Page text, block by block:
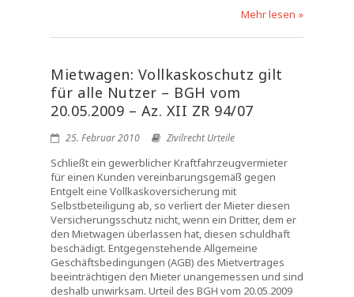
Mehr lesen »
Mietwagen: Vollkaskoschutz gilt
für alle Nutzer – BGH vom
20.05.2009 – Az. XII ZR 94/07
25. Februar 2010 Zivilrecht Urteile
Schließt ein gewerblicher Kraftfahrzeugvermieter
für einen Kunden vereinbarungsgemäß gegen
Entgelt eine Vollkaskoversicherung mit
Selbstbeteiligung ab, so verliert der Mieter diesen
Versicherungsschutz nicht, wenn ein Dritter, dem er
den Mietwagen überlassen hat, diesen schuldhaft
beschädigt. Entgegenstehende Allgemeine
Geschäftsbedingungen (AGB) des Mietvertrages
beeinträchtigen den Mieter unangemessen und sind
deshalb unwirksam. Urteil des BGH vom 20.05.2009